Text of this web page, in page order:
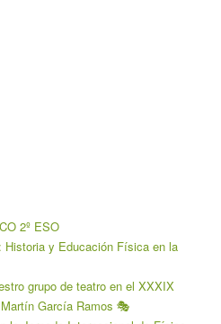
2º ESO
y Educación Física en la
grupo de teatro en el XXXIX
García Ramos 🎭